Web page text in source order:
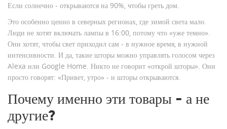
Если солнечно - открываются на 90%, чтобы греть дом.
Это особенно ценно в северных регионах, где зимой света мало.
Люди не хотят включать лампы в 16:00, потому что «уже темно».
Они хотят, чтобы свет приходил сам - в нужное время, в нужной
интенсивности. И да, такие шторы можно управлять голосом через
Alexa или Google Home. Никто не говорит «открой шторы». Они
просто говорят: «Привет, утро» - и шторы открываются.
Почему именно эти товары - а не
другие?